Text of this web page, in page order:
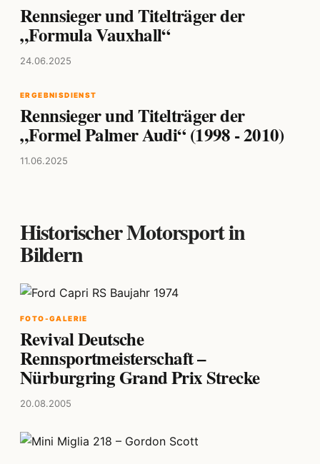
Rennsieger und Titelträger der
„Formula Vauxhall“
24.06.2025
ERGEBNISDIENST
Rennsieger und Titelträger der
„Formel Palmer Audi“ (1998 - 2010)
11.06.2025
Historischer Motorsport in
Bildern
FOTO-GALERIE
Revival Deutsche
Rennsportmeisterschaft –
Nürburgring Grand Prix Strecke
20.08.2005